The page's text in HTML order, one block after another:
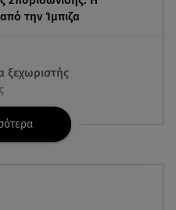
την Ίμπιζα
ξεχωριστής
να κάνω κάτι κι